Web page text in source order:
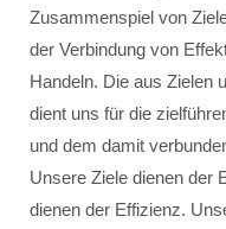
Zusammenspiel von
der Verbindung von
Handeln. Die aus Zielen
dient uns für die
und dem damit
Unsere Ziele dienen der
dienen der Effizienz.